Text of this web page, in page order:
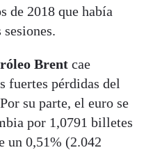
de 2018 que había
Brent cae
fuertes pérdidas del
su parte, el euro se
por 1,0791 billetes
un 0,51% (2.042